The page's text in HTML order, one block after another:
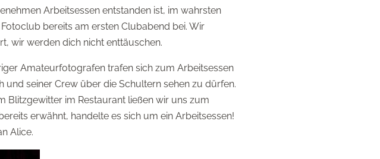
Arbeitsessen entstanden ist, im wahrsten
bereits am ersten Clubabend bei. Wir
wir werden dich nicht enttäuschen.
Amateurfotografen trafen sich zum Arbeitsessen
seiner Crew über die Schultern sehen zu dürfen.
Blitzgewitter im Restaurant ließen wir uns zum
erwähnt, handelte es sich um ein Arbeitsessen!
Alice.